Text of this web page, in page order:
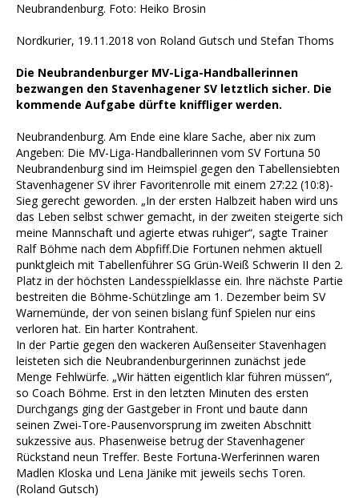
Neubrandenburg. Foto: Heiko Brosin
Nordkurier, 19.11.2018 von Roland Gutsch und Stefan Thoms
Die Neubrandenburger MV-Liga-Handballerinnen
bezwangen den Stavenhagener SV letztlich sicher. Die
kommende Aufgabe dürfte kniffliger werden.
Neubrandenburg. Am Ende eine klare Sache, aber nix zum
Angeben: Die MV-Liga-Handballerinnen vom SV Fortuna 50
Neubrandenburg sind im Heimspiel gegen den Tabellensiebten
Stavenhagener SV ihrer Favoritenrolle mit einem 27:22 (10:8)-
Sieg gerecht geworden. „In der ersten Halbzeit haben wird uns
das Leben selbst schwer gemacht, in der zweiten steigerte sich
meine Mannschaft und agierte etwas ruhiger“, sagte Trainer
Ralf Böhme nach dem Abpfiff.Die Fortunen nehmen aktuell
punktgleich mit Tabellenführer SG Grün-Weiß Schwerin II den 2.
Platz in der höchsten Landesspielklasse ein. Ihre nächste Partie
bestreiten die Böhme-Schützlinge am 1. Dezember beim SV
Warnemünde, der von seinen bislang fünf Spielen nur eins
verloren hat. Ein harter Kontrahent.
In der Partie gegen den wackeren Außenseiter Stavenhagen
leisteten sich die Neubrandenburgerinnen zunächst jede
Menge Fehlwürfe. „Wir hätten eigentlich klar führen müssen“,
so Coach Böhme. Erst in den letzten Minuten des ersten
Durchgangs ging der Gastgeber in Front und baute dann
seinen Zwei-Tore-Pausenvorsprung im zweiten Abschnitt
sukzessive aus. Phasenweise betrug der Stavenhagener
Rückstand neun Treffer. Beste Fortuna-Werferinnen waren
Madlen Kloska und Lena Jänike mit jeweils sechs Toren.
(Roland Gutsch)